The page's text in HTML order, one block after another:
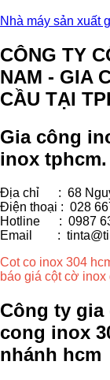
Nhà máy sản xuất
CÔNG TY
NAM - GIA
CẦU TẠI
Gia công
inox
Địa chỉ : 68
Điện thoại : 028
Hotline :
Email :
Cot co inox 304
báo giá cột cờ
Công ty
cong inox
nhánh hcm